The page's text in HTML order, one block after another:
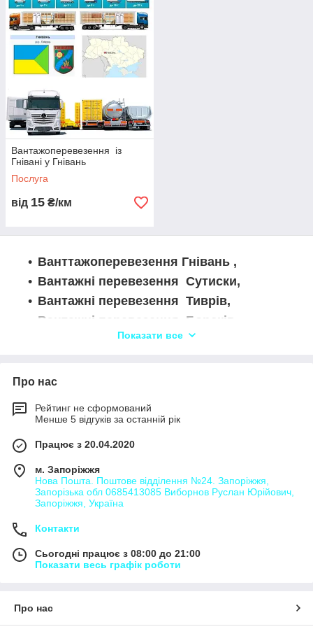
пропонує широкий спектр грузоперевезень з Гнивани в
Гнивань та по всій Україні. Ми спеціалізуємося на
автоперевезеннях з використанням автопоїздів, бортових і
ізотермічних фургонів, рефрижераторів, самоскидів,
спецтехніки та інших видів транспорту. Наш досвідчений
диспетчерський відділ гарантує надійну доставку вантажів, а
забезпечувати перевезення різних типів вантажів: від
негабаритних до зерновозів. Ми пропонуємо міжміські та
міжнародні перевезення, а також можливість замовити
перевезення товарів за вашими потребами. Довірте свої
вантажі "Logistic Systems" і отримайте професійні
Вантажоперевезення із
Гнівані у Гнівань
Послуга
від 15 ₴/км
Ванттажоперевезення Гнівань ,
Вантажні перевезення Сутиски,
Вантажні перевезення Тиврів,
Вантажні перевезення Борсків,
Вантажні перевезення Бушинка,
Вантажні перевезення Велика Вулига,
Вантажні перевезення Грижинці,
Вантажні перевезення Гришівці,
Шершнівська,
Вантажні перевезення Дзвониха,
Вантажні перевезення Довгополівка,
Вантажні перевезення Дубина,
Вантажні перевезення Жахнівка,
Вантажні перевезення Зарванка,
Вантажні перевезенняі Івонівці,
Показати все
Про нас
Рейтинг не сформований
Менше 5 відгуків за останній рік
Працює з 20.04.2020
м. Запоріжжя
Нова Пошта. Поштове відділення №24. Запоріжжя,
Запорізька обл 0685413085 Виборнов Руслан Юрійович,
Запоріжжя, Україна
Контакти
Сьогодні працює з 08:00 до 21:00
Показати весь графік роботи
Про нас